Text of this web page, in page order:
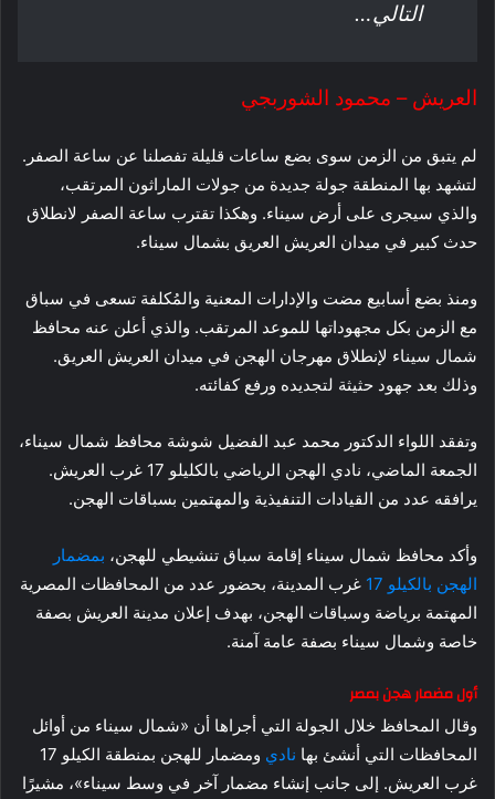
التالي…
العريش – محمود الشوربجي
لم يتبق من الزمن سوى بضع ساعات قليلة تفصلنا عن ساعة الصفر.
لتشهد بها المنطقة جولة جديدة من جولات الماراثون المرتقب،
والذي سيجرى على أرض سيناء. وهكذا تقترب ساعة الصفر لانطلاق
حدث كبير في ميدان العريش العريق بشمال سيناء.
ومنذ بضع أسابيع مضت والإدارات المعنية والمُكلفة تسعى في سباق
مع الزمن بكل مجهوداتها للموعد المرتقب. والذي أعلن عنه محافظ
شمال سيناء لإنطلاق مهرجان الهجن في ميدان العريش العريق.
وذلك بعد جهود حثيثة لتجديده ورفع كفائته.
وتفقد اللواء الدكتور محمد عبد الفضيل شوشة محافظ شمال سيناء،
الجمعة الماضي، نادي الهجن الرياضي بالكليلو 17 غرب العريش.
يرافقه عدد من القيادات التنفيذية والمهتمين بسباقات الهجن.
وأكد محافظ شمال سيناء إقامة سباق تنشيطي للهجن، بمضمار
الهجن بالكيلو 17
غرب المدينة، بحضور عدد من المحافظات المصرية
المهتمة برياضة وسباقات الهجن، بهدف إعلان مدينة العريش بصفة
خاصة وشمال سيناء بصفة عامة آمنة.
أول مضمار هجن بمصر
وقال المحافظ خلال الجولة التي أجراها أن «شمال سيناء من أوائل
المحافظات التي أنشئ بها نادي
ومضمار للهجن بمنطقة الكيلو 17
غرب العريش. إلى جانب إنشاء مضمار آخر في وسط سيناء»، مشيرًا